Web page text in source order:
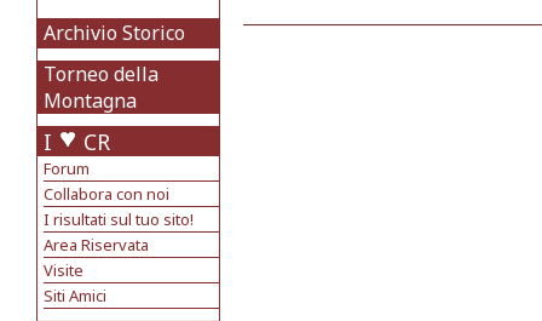
Archivio Storico
Torneo della
Montagna
I CR
Forum
Collabora con noi
I risultati sul tuo sito!
Area Riservata
Visite
Siti Amici